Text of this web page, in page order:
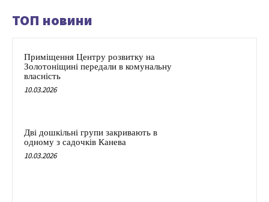
ТОП новини
Приміщення Центру розвитку на
Золотоніщині передали в комунальну
власність
10.03.2026
Дві дошкільні групи закривають в
одному з садочків Канева
10.03.2026